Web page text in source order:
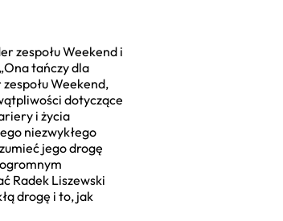
zespołu Weekend i
tańczy dla
Weekend,
dotyczące
i życia
niezwykłego
jego drogę
Radek Liszewski
drogę i to, jak